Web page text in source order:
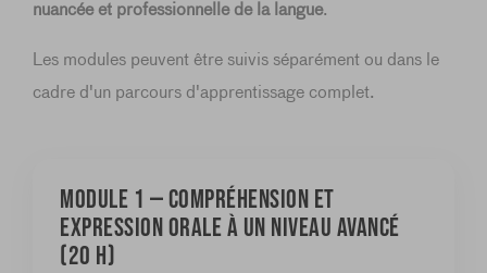
nuancée et professionnelle de la langue.
Les modules peuvent être suivis séparément ou dans le
cadre d'un parcours d'apprentissage complet.
MODULE 1 — Compréhension et
expression orale à un niveau avancé
(20 h)